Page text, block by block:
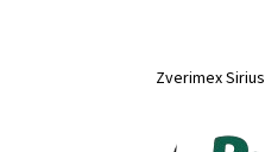
Zverimex Sirius